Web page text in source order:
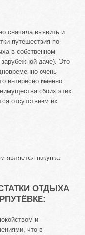
сначала выявить и
путешествия по
в собственном
даче). Это
очень
интересно именно
обоих этих
отсутствием их
является покупка
ОТДЫХА
и
что в